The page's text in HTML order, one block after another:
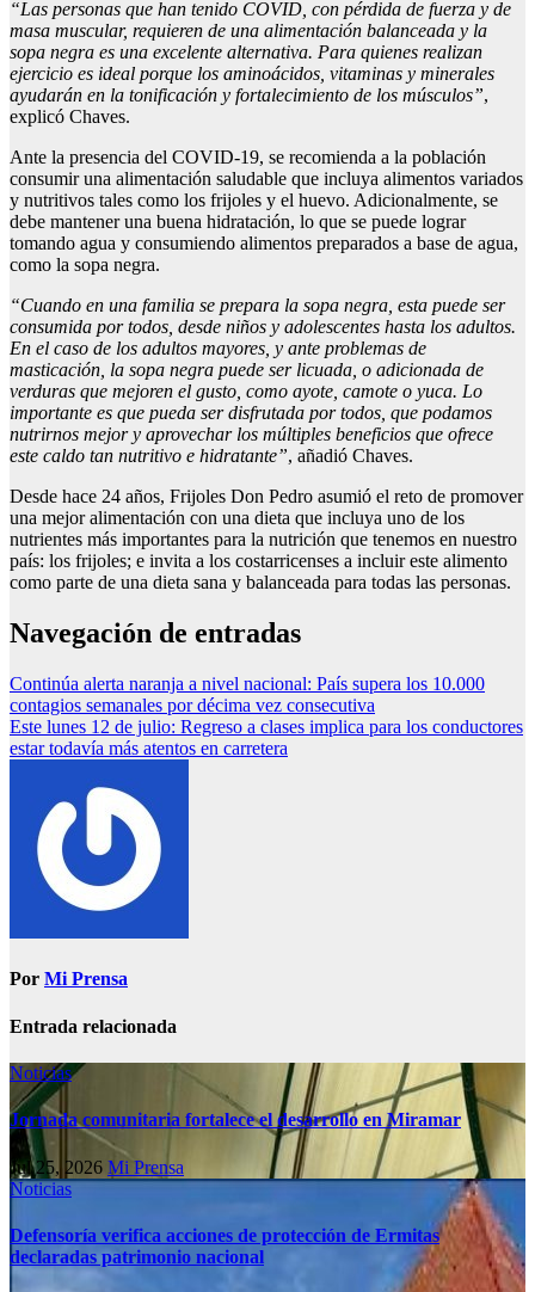
“Las personas que han tenido COVID, con pérdida de fuerza y de
masa muscular, requieren de una alimentación balanceada y la
sopa negra es una excelente alternativa. Para quienes realizan
ejercicio es ideal porque los aminoácidos, vitaminas y minerales
ayudarán en la tonificación y fortalecimiento de los músculos”,
explicó Chaves.
Ante la presencia del COVID-19, se recomienda a la población
consumir una alimentación saludable que incluya alimentos variados
y nutritivos tales como los frijoles y el huevo. Adicionalmente, se
debe mantener una buena hidratación, lo que se puede lograr
tomando agua y consumiendo alimentos preparados a base de agua,
como la sopa negra.
“Cuando en una familia se prepara la sopa negra, esta puede ser
consumida por todos, desde niños y adolescentes hasta los adultos.
En el caso de los adultos mayores, y ante problemas de
masticación, la sopa negra puede ser licuada, o adicionada de
verduras que mejoren el gusto, como ayote, camote o yuca. Lo
importante es que pueda ser disfrutada por todos, que podamos
nutrirnos mejor y aprovechar los múltiples beneficios que ofrece
este caldo tan nutritivo e hidratante”, añadió Chaves.
Desde hace 24 años, Frijoles Don Pedro asumió el reto de promover
una mejor alimentación con una dieta que incluya uno de los
nutrientes más importantes para la nutrición que tenemos en nuestro
país: los frijoles; e invita a los costarricenses a incluir este alimento
como parte de una dieta sana y balanceada para todas las personas.
Navegación de entradas
Continúa alerta naranja a nivel nacional: País supera los 10.000
contagios semanales por décima vez consecutiva
Este lunes 12 de julio: Regreso a clases implica para los conductores
estar todavía más atentos en carretera
Por Mi Prensa
Entrada relacionada
Noticias
Jornada comunitaria fortalece el desarrollo en Miramar
Jul 25, 2026 Mi Prensa
Noticias
Defensoría verifica acciones de protección de Ermitas
declaradas patrimonio nacional